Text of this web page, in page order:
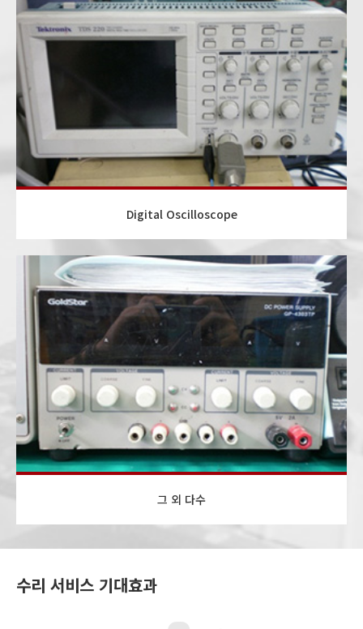
Digital Oscilloscope
그 외 다수
수리 서비스 기대효과